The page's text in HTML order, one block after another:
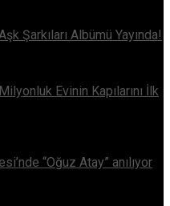
Şarkıları Albümü Yayında!
Evinin Kapılarını İlk
“Oğuz Atay” anılıyor